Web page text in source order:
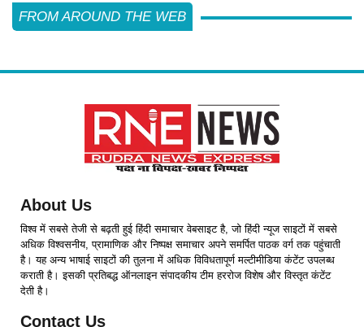
FROM AROUND THE WEB
About Us
विश्व में सबसे तेजी से बढ़ती हुई हिंदी समाचार वेबसाइट है, जो हिंदी न्यूज साइटों में सबसे
अधिक विश्वसनीय, प्रामाणिक और निष्पक्ष समाचार अपने समर्पित पाठक वर्ग तक पहुंचाती
है। यह अन्य भाषाई साइटों की तुलना में अधिक विविधतापूर्ण मल्टीमीडिया कंटेंट उपलब्ध
कराती है। इसकी प्रतिबद्ध ऑनलाइन संपादकीय टीम हररोज विशेष और विस्तृत कंटेंट
देती है।
Contact Us